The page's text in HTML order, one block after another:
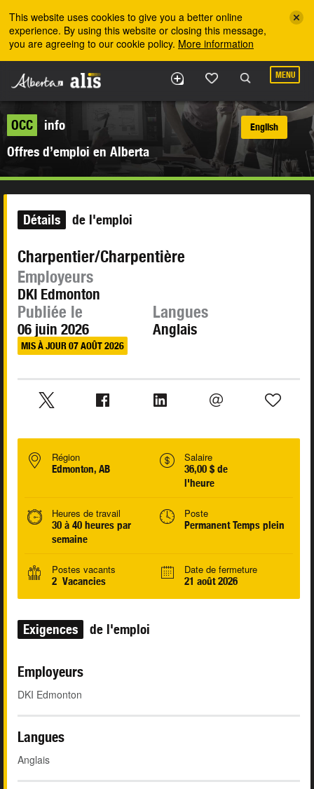
This website uses cookies to give you a better online
experience. By using this website or closing this message,
you are agreeing to our cookie policy. More information
MENU
OCC
info
Offres d’emploi en Alberta
English
Détails de l'emploi
Charpentier/Charpentière
Employeurs
DKI Edmonton
Publiée le
06 juin 2026
MIS À JOUR 07 AOÛT 2026
Langues
Anglais
Région
Edmonton, AB
Salaire
36,00 $ de
l'heure
Heures de travail
30 à 40 heures par
semaine
Poste
Permanent Temps plein
Postes vacants
2 Vacancies
Date de fermeture
21 août 2026
Exigences de l'emploi
Employeurs
DKI Edmonton
Langues
Anglais